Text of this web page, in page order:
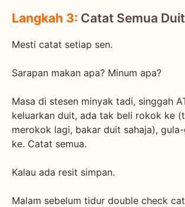
Langkah 3: Catat Semua
Mesti catat setiap sen.
Sarapan makan apa? Minum apa?
Masa di stesen minyak tadi, singgah
keluarkan duit, ada tak beli rokok ke
merokok lagi, bakar duit sahaja),
ke. Catat semua.
Kalau ada resit simpan.
Malam sebelum tidur double check